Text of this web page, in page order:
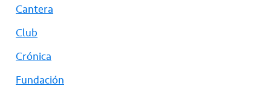
Cantera
Club
Crónica
Fundación